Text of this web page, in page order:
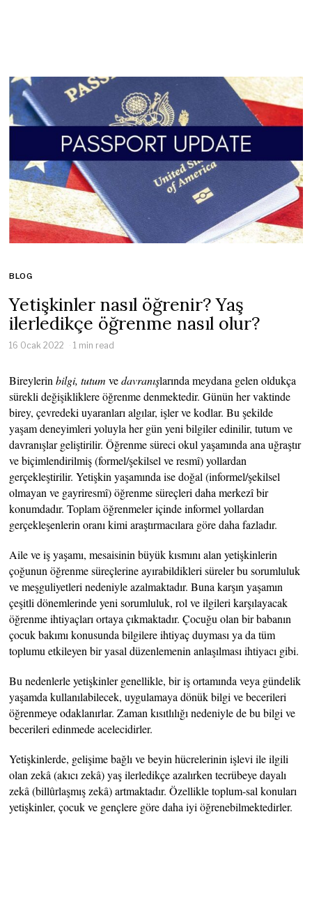
BLOG
Yetişkinler nasıl öğrenir? Yaş
ilerledikçe öğrenme nasıl olur?
16 Ocak 2022 1 min read
Bireylerinbilgi, tutum vedavranışlarında meydana gelen oldukça
sürekli değişikliklere öğrenme denmektedir. Günün her vaktinde
birey, çevredeki uyaranları algılar, işler ve kodlar. Bu şekilde
yaşam deneyimleri yoluyla her gün yeni bilgiler edinilir, tutum ve
davranışlar geliştirilir. Öğrenme süreci okul yaşamında ana uğraştır
ve biçimlendirilmiş (formel/şekilsel ve resmî) yollardan
gerçekleştirilir. Yetişkin yaşamında ise doğal (informel/şekilsel
olmayan ve gayriresmî) öğrenme süreçleri daha merkezî bir
konumdadır. Toplam öğrenmeler içinde informel yollardan
gerçekleşenlerin oranı kimi araştırmacılara göre daha fazladır.
Aile ve iş yaşamı, mesaisinin büyük kısmını alan yetişkinlerin
çoğunun öğrenme süreçlerine ayırabildikleri süreler bu sorumluluk
ve meşguliyetleri nedeniyle azalmaktadır. Buna karşın yaşamın
çeşitli dönemlerinde yeni sorumluluk, rol ve ilgileri karşılayacak
öğrenme ihtiyaçları ortaya çıkmaktadır. Çocuğu olan bir babanın
çocuk bakımı konusunda bilgilere ihtiyaç duyması ya da tüm
toplumu etkileyen bir yasal düzenlemenin anlaşılması ihtiyacı gibi.
Bu nedenlerle yetişkinler genellikle, bir iş ortamında veya gündelik
yaşamda kullanılabilecek, uygulamaya dönük bilgi ve becerileri
öğrenmeye odaklanırlar. Zaman kısıtlılığı nedeniyle de bu bilgi ve
becerileri edinmede acelecidirler.
Yetişkinlerde, gelişime bağlı ve beyin hücrelerinin işlevi ile ilgili
olan zekâ (akıcı zekâ) yaş ilerledikçe azalırken tecrübeye dayalı
zekâ (billûrlaşmış zekâ) artmaktadır. Özellikle toplum-sal konuları
yetişkinler, çocuk ve gençlere göre daha iyi öğrenebilmektedirler.